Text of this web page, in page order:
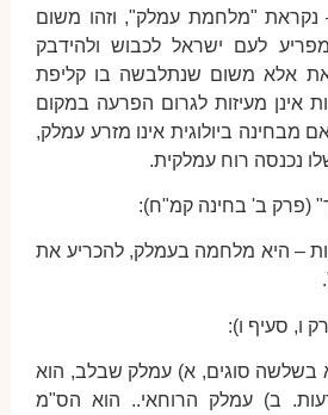
נקראת "מלחמת עמלק", וזהו משום
לעם ישראל לכבוש ולהידבק
אלא משום שנתלבשה בו קליפת
אינן מעיזות לגרום הפרעה במקום
מבחינה ביולוגית אינו מזרע עמלק,
נכנסה רוח עמלקית.
(פרק ב' בחינה קמ"ח):
– היא מלחמה בעמלק, להכריע את
ו, סעיף ו):
סוגים, א) עמלק שבלב, הוא
ב) עמלק הרוחאי.. הוא הס"מ